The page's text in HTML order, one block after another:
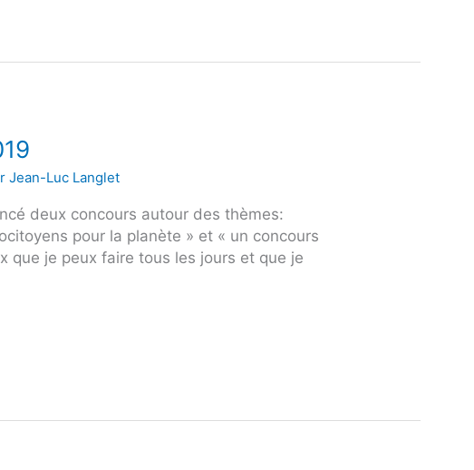
Jean-Luc Langlet
deux concours autour des thèmes:
pour la planète » et « un concours
que je peux faire tous les jours et que je